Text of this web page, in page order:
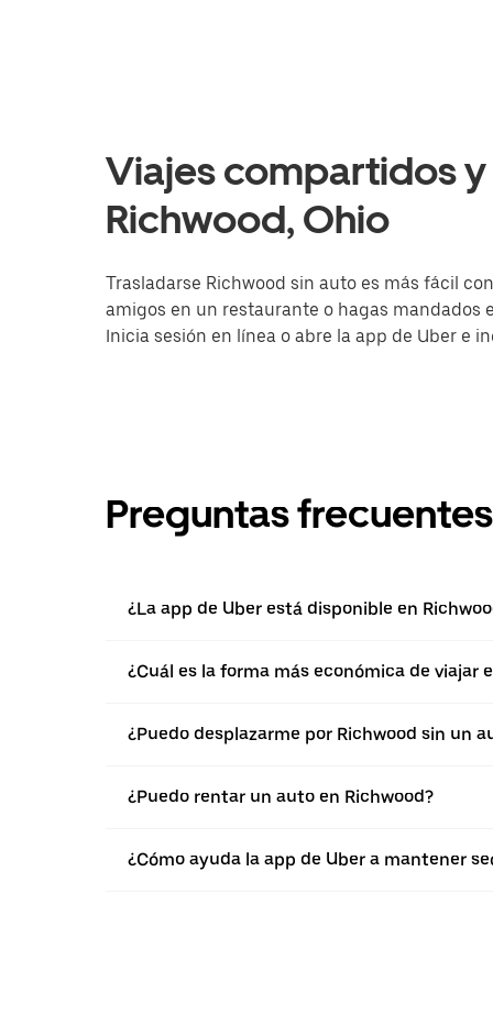
Viajes compartidos
Richwood, Ohio
Trasladarse Richwood sin auto es más fácil
amigos en un restaurante o hagas mandados
Inicia sesión en línea o abre la app de Uber e
Preguntas frecuentes
¿La app de Uber está disponible en
¿Cuál es la forma más económica de viajar
¿Puedo desplazarme por Richwood sin un
¿Puedo rentar un auto en Richwood?
¿Cómo ayuda la app de Uber a mantener